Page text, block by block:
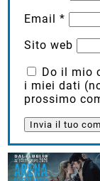
Email*
Sito web
Do il mio
i miei dati
prossimo